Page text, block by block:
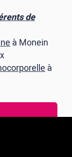
de
à Monein
à